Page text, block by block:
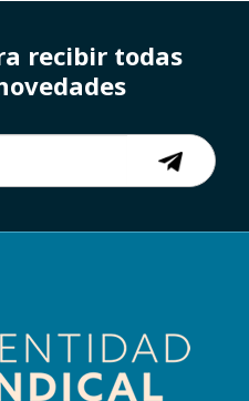
recibir todas